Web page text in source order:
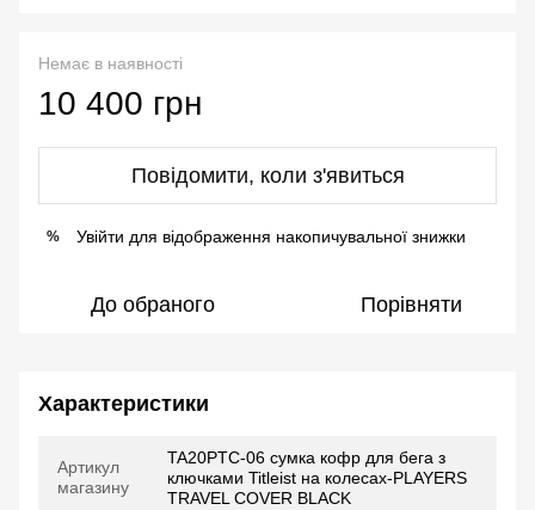
Немає в наявності
10 400 грн
Повідомити, коли з'явиться
% Увійти для відображення накопичувальної знижки
До обраного Порівняти
Характеристики
Артикул
магазину
TA20PTC-06 сумка кофр для бега з
ключками Titleist на колесах-PLAYERS
TRAVEL COVER BLACK